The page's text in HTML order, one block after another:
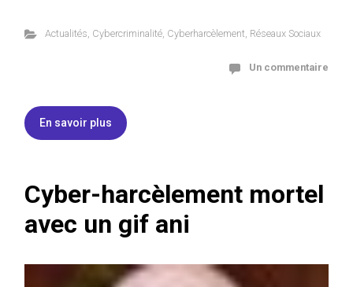
Actualités, Cybercriminalité, Cyberharcèlement, Réseaux Sociaux
Un commentaire
En savoir plus
Cyber-harcèlement mortel
avec un gif ani